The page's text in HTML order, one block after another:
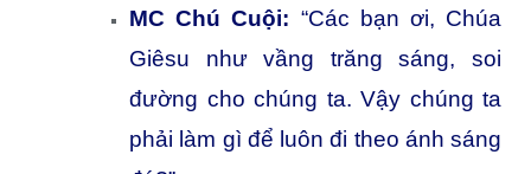
MC Chú Cuội: “Các bạn ơi, Chúa
Giêsu như vầng trăng sáng, soi
đường cho chúng ta. Vậy chúng ta
phải làm gì để luôn đi theo ánh sáng